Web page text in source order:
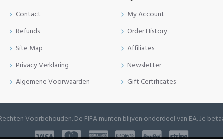
Contact
Refunds
Site Map
Privacy Verklaring
Algemene Voorwaarden
My Account
Order History
Affiliates
Newsletter
Gift Certificates
Voorbehouden. De FIFA munten blijven onderdeel van EA. Je